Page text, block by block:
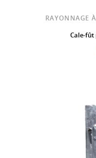
RAYONNAGE
Cale-fût